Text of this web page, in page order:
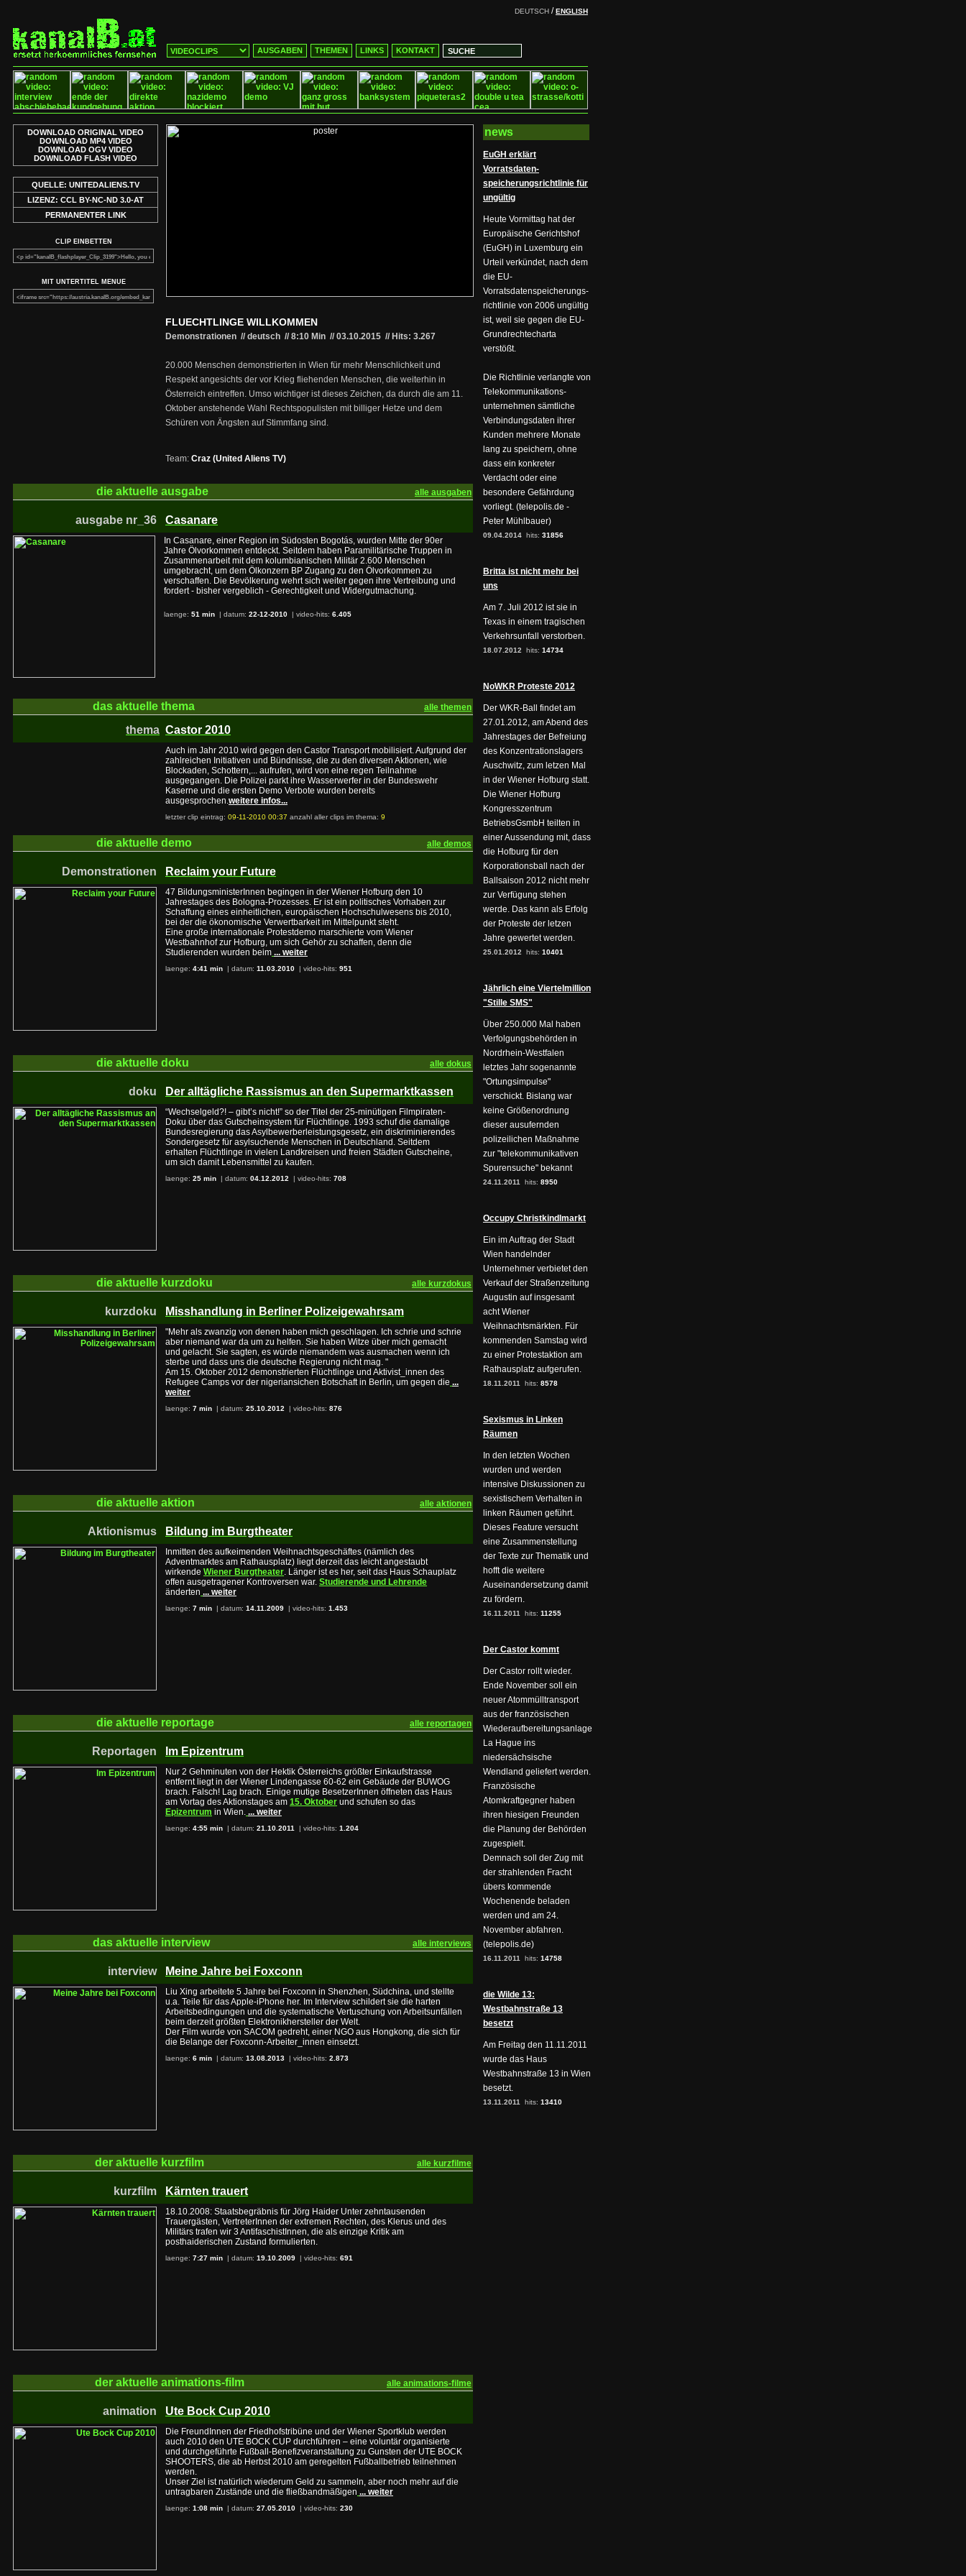
DEUTSCH /ENGLISH
AUSGABEN THEMEN LINKS KONTAKT
DOWNLOAD ORIGINAL VIDEO
DOWNLOAD MP4 VIDEO
DOWNLOAD OGV VIDEO
DOWNLOAD FLASH VIDEO
QUELLE: UNITEDALIENS.TV
LIZENZ: CCL BY-NC-ND 3.0-AT
PERMANENTER LINK
CLIP EINBETTEN
MIT UNTERTITEL MENUE
FLUECHTLINGE WILLKOMMEN
Demonstrationen // deutsch // 8:10 Min // 03.10.2015 // Hits: 3.267
20.000 Menschen demonstrierten in Wien für mehr Menschlichkeit und
Respekt angesichts der vor Krieg fliehenden Menschen, die weiterhin in
Österreich eintreffen. Umso wichtiger ist dieses Zeichen, da durch die am 11.
Oktober anstehende Wahl Rechtspopulisten mit billiger Hetze und dem
Schüren von Ängsten auf Stimmfang sind.
Team: Craz (United Aliens TV)
die aktuelle ausgabe alle ausgaben
ausgabe nr_36 Casanare
In Casanare, einer Region im Südosten Bogotás, wurden Mitte der 90er
Jahre Ölvorkommen entdeckt. Seitdem haben Paramilitärische Truppen in
Zusammenarbeit mit dem kolumbianischen Militär 2.600 Menschen
umgebracht, um dem Ölkonzern BP Zugang zu den Ölvorkommen zu
verschaffen. Die Bevölkerung wehrt sich weiter gegen ihre Vertreibung und
fordert - bisher vergeblich - Gerechtigkeit und Widergutmachung.
laenge: 51 min | datum: 22-12-2010 | video-hits: 6.405
das aktuelle thema alle themen
thema Castor 2010
Auch im Jahr 2010 wird gegen den Castor Transport mobilisiert. Aufgrund der
zahlreichen Initiativen und Bündnisse, die zu den diversen Aktionen, wie
Blockaden, Schottern,... aufrufen, wird von eine regen Teilnahme
ausgegangen. Die Polizei parkt ihre Wasserwerfer in der Bundeswehr
Kaserne und die ersten Demo Verbote wurden bereits
ausgesprochen.weitere infos...
letzter clip eintrag: 09-11-2010 00:37 anzahl aller clips im thema: 9
die aktuelle demo alle demos
Demonstrationen Reclaim your Future
47 BildungsministerInnen begingen in der Wiener Hofburg den 10
Jahrestages des Bologna-Prozesses. Er ist ein politisches Vorhaben zur
Schaffung eines einheitlichen, europäischen Hochschulwesens bis 2010,
bei der die ökonomische Verwertbarkeit im Mittelpunkt steht.
Eine große internationale Protestdemo marschierte vom Wiener
Westbahnhof zur Hofburg, um sich Gehör zu schaffen, denn die
Studierenden wurden beim ... weiter
laenge: 4:41 min | datum: 11.03.2010 | video-hits: 951
die aktuelle doku alle dokus
doku Der alltägliche Rassismus an den Supermarktkassen
“Wechselgeld?! – gibt’s nicht!” so der Titel der 25-minütigen Filmpiraten-
Doku über das Gutscheinsystem für Flüchtlinge. 1993 schuf die damalige
Bundesregierung das Asylbewerberleistungsgesetz, ein diskriminierendes
Sondergesetz für asylsuchende Menschen in Deutschland. Seitdem
erhalten Flüchtlinge in vielen Landkreisen und freien Städten Gutscheine,
um sich damit Lebensmittel zu kaufen.
laenge: 25 min | datum: 04.12.2012 | video-hits: 708
die aktuelle kurzdoku alle kurzdokus
kurzdoku Misshandlung in Berliner Polizeigewahrsam
"Mehr als zwanzig von denen haben mich geschlagen. Ich schrie und schrie
aber niemand war da um zu helfen. Sie haben Witze über mich gemacht
und gelacht. Sie sagten, es würde niemandem was ausmachen wenn ich
sterbe und dass uns die deutsche Regierung nicht mag. "
Am 15. Oktober 2012 demonstrierten Flüchtlinge und Aktivist_innen des
Refugee Camps vor der nigeriansichen Botschaft in Berlin, um gegen die ...
weiter
laenge: 7 min | datum: 25.10.2012 | video-hits: 876
die aktuelle aktion alle aktionen
Aktionismus Bildung im Burgtheater
Inmitten des aufkeimenden Weihnachtsgeschäftes (nämlich des
Adventmarktes am Rathausplatz) liegt derzeit das leicht angestaubt
wirkende Wiener Burgtheater. Länger ist es her, seit das Haus Schauplatz
offen ausgetragener Kontroversen war. Studierende und Lehrende
änderten ... weiter
laenge: 7 min | datum: 14.11.2009 | video-hits: 1.453
die aktuelle reportage alle reportagen
Reportagen Im Epizentrum
Nur 2 Gehminuten von der Hektik Österreichs größter Einkaufstrasse
entfernt liegt in der Wiener Lindengasse 60-62 ein Gebäude der BUWOG
brach. Falsch! Lag brach. Einige mutige BesetzerInnen öffneten das Haus
am Vortag des Aktionstages am 15. Oktober und schufen so das
Epizentrum in Wien. ... weiter
laenge: 4:55 min | datum: 21.10.2011 | video-hits: 1.204
das aktuelle interview alle interviews
interview Meine Jahre bei Foxconn
Liu Xing arbeitete 5 Jahre bei Foxconn in Shenzhen, Südchina, und stellte
u.a. Teile für das Apple-iPhone her. Im Interview schildert sie die harten
Arbeitsbedingungen und die systematische Vertuschung von Arbeitsunfällen
beim derzeit größten Elektronikhersteller der Welt.
Der Film wurde von SACOM gedreht, einer NGO aus Hongkong, die sich für
die Belange der Foxconn-Arbeiter_innen einsetzt.
laenge: 6 min | datum: 13.08.2013 | video-hits: 2.873
der aktuelle kurzfilm alle kurzfilme
kurzfilm Kärnten trauert
18.10.2008: Staatsbegräbnis für Jörg Haider Unter zehntausenden
Trauergästen, VertreterInnen der extremen Rechten, des Klerus und des
Militärs trafen wir 3 AntifaschistInnen, die als einzige Kritik am
posthaiderischen Zustand formulierten.
laenge: 7:27 min | datum: 19.10.2009 | video-hits: 691
der aktuelle animations-film alle animations-filme
animation Ute Bock Cup 2010
Die FreundInnen der Friedhofstribüne und der Wiener Sportklub werden
auch 2010 den UTE BOCK CUP durchführen – eine voluntär organisierte
und durchgeführte Fußball-Benefizveranstaltung zu Gunsten der UTE BOCK
SHOOTERS, die ab Herbst 2010 am geregelten Fußballbetrieb teilnehmen
werden.
Unser Ziel ist natürlich wiederum Geld zu sammeln, aber noch mehr auf die
untragbaren Zustände und die fließbandmäßigen ... weiter
laenge: 1:08 min | datum: 27.05.2010 | video-hits: 230
news
EuGH erklärt
Vorratsdaten-
speicherungsrichtlinie für
ungültig
Heute Vormittag hat der
Europäische Gerichtshof
(EuGH) in Luxemburg ein
Urteil verkündet, nach dem
die EU-
Vorratsdatenspeicherungs-
richtlinie von 2006 ungültig
ist, weil sie gegen die EU-
Grundrechtecharta
verstößt.
Die Richtlinie verlangte von
Telekommunikations-
unternehmen sämtliche
Verbindungsdaten ihrer
Kunden mehrere Monate
lang zu speichern, ohne
dass ein konkreter
Verdacht oder eine
besondere Gefährdung
vorliegt. (telepolis.de -
Peter Mühlbauer)
09.04.2014 hits: 31856
Britta ist nicht mehr bei
uns
Am 7. Juli 2012 ist sie in
Texas in einem tragischen
Verkehrsunfall verstorben.
18.07.2012 hits: 14734
NoWKR Proteste 2012
Der WKR-Ball findet am
27.01.2012, am Abend des
Jahrestages der Befreiung
des Konzentrationslagers
Auschwitz, zum letzen Mal
in der Wiener Hofburg statt.
Die Wiener Hofburg
Kongresszentrum
BetriebsGsmbH teilten in
einer Aussendung mit, dass
die Hofburg für den
Korporationsball nach der
Ballsaison 2012 nicht mehr
zur Verfügung stehen
werde. Das kann als Erfolg
der Proteste der letzen
Jahre gewertet werden.
25.01.2012 hits: 10401
Jährlich eine Viertelmillion
"Stille SMS"
Über 250.000 Mal haben
Verfolgungsbehörden in
Nordrhein-Westfalen
letztes Jahr sogenannte
"Ortungsimpulse"
verschickt. Bislang war
keine Größenordnung
dieser ausufernden
polizeilichen Maßnahme
zur "telekommunikativen
Spurensuche" bekannt
24.11.2011 hits: 8950
Occupy Christkindlmarkt
Ein im Auftrag der Stadt
Wien handelnder
Unternehmer verbietet den
Verkauf der Straßenzeitung
Augustin auf insgesamt
acht Wiener
Weihnachtsmärkten. Für
kommenden Samstag wird
zu einer Protestaktion am
Rathausplatz aufgerufen.
18.11.2011 hits: 8578
Sexismus in Linken
Räumen
In den letzten Wochen
wurden und werden
intensive Diskussionen zu
sexistischem Verhalten in
linken Räumen geführt.
Dieses Feature versucht
eine Zusammenstellung
der Texte zur Thematik und
hofft die weitere
Auseinandersetzung damit
zu fördern.
16.11.2011 hits: 11255
Der Castor kommt
Der Castor rollt wieder.
Ende November soll ein
neuer Atommülltransport
aus der französischen
Wiederaufbereitungsanlage
La Hague ins
niedersächsische
Wendland geliefert werden.
Französische
Atomkraftgegner haben
ihren hiesigen Freunden
die Planung der Behörden
zugespielt.
Demnach soll der Zug mit
der strahlenden Fracht
übers kommende
Wochenende beladen
werden und am 24.
November abfahren.
(telepolis.de)
16.11.2011 hits: 14758
die Wilde 13:
Westbahnstraße 13
besetzt
Am Freitag den 11.11.2011
wurde das Haus
Westbahnstraße 13 in Wien
besetzt.
13.11.2011 hits: 13410